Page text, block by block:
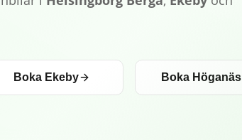
Boka Ekeby Boka Höganäs